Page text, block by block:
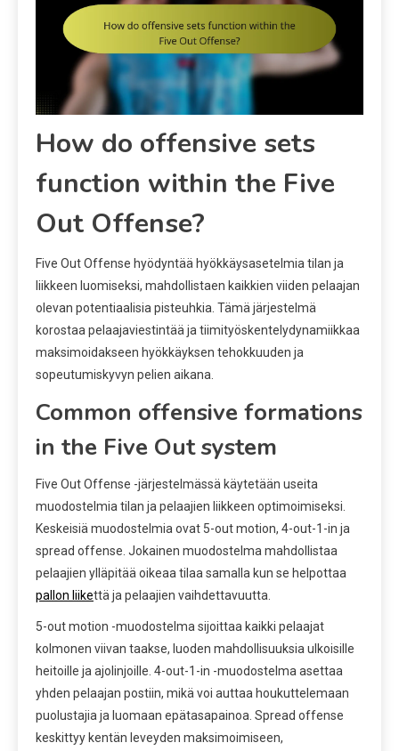
How do offensive sets
function within the Five
Out Offense?
Five Out Offense hyödyntää hyökkäysasetelmia tilan ja
liikkeen luomiseksi, mahdollistaen kaikkien viiden pelaajan
olevan potentiaalisia pisteuhkia. Tämä järjestelmä
korostaa pelaajaviestintää ja tiimityöskentelydynamiikkaa
maksimoidakseen hyökkäyksen tehokkuuden ja
sopeutumiskyvyn pelien aikana.
Common offensive formations
in the Five Out system
Five Out Offense -järjestelmässä käytetään useita
muodostelmia tilan ja pelaajien liikkeen optimoimiseksi.
Keskeisiä muodostelmia ovat 5-out motion, 4-out-1-in ja
spread offense. Jokainen muodostelma mahdollistaa
pelaajien ylläpitää oikeaa tilaa samalla kun se helpottaa
pallon liikettä ja pelaajien vaihdettavuutta.
5-out motion -muodostelma sijoittaa kaikki pelaajat
kolmonen viivan taakse, luoden mahdollisuuksia ulkoisille
heitoille ja ajolinjoille. 4-out-1-in -muodostelma asettaa
yhden pelaajan postiin, mikä voi auttaa houkuttelemaan
puolustajia ja luomaan epätasapainoa. Spread offense
keskittyy kentän leveyden maksimoimiseen,